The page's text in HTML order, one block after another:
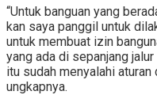
“Untuk banguan yang
kan saya panggil untuk
untuk membuat izin
yang ada di sepanjang
itu sudah menyalahi aturan
ungkapnya.